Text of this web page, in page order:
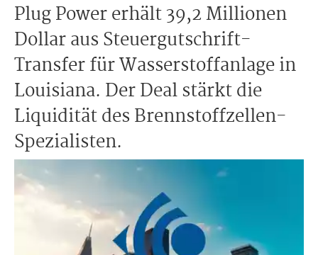
Plug Power erhält 39,2 Millionen
Dollar aus Steuergutschrift-
Transfer für Wasserstoffanlage in
Louisiana. Der Deal stärkt die
Liquidität des Brennstoffzellen-
Spezialisten.